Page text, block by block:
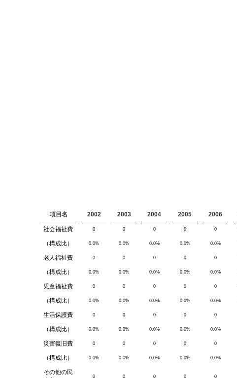
項目名 2002 2003 2004 2005 2006
社会福祉費 0 0 0 0 0
（構成比） 0.0% 0.0% 0.0% 0.0% 0.0%
老人福祉費 0 0 0 0 0
（構成比） 0.0% 0.0% 0.0% 0.0% 0.0%
児童福祉費 0 0 0 0 0
（構成比） 0.0% 0.0% 0.0% 0.0% 0.0%
生活保護費 0 0 0 0 0
（構成比） 0.0% 0.0% 0.0% 0.0% 0.0%
災害復旧費 0 0 0 0 0
（構成比） 0.0% 0.0% 0.0% 0.0% 0.0%
その他の民
0 0 0 0 0